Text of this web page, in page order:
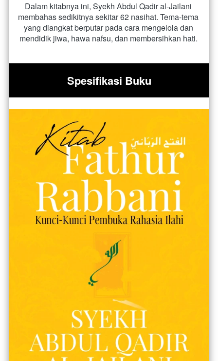
Dalam kitabnya ini, Syekh Abdul Qadir al-Jailani
membahas sedikitnya sekitar 62 nasihat. Tema-tema
yang diangkat berputar pada cara mengelola dan
mendidik jiwa, hawa nafsu, dan membersihkan hati.
Spesifikasi Buku